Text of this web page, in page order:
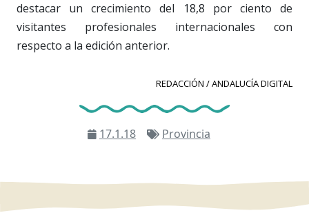
destacar un crecimiento del 18,8 por ciento de
visitantes profesionales internacionales con
respecto a la edición anterior.
REDACCIÓN / ANDALUCÍA DIGITAL
17.1.18 Provincia